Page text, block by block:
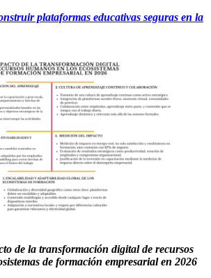
plataformas educativas seguras en la
de la transformación digital de recursos
de formación empresarial en 2026